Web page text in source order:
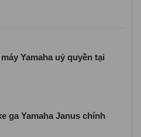
Yamaha uỷ quyền tại
ga Yamaha Janus chính